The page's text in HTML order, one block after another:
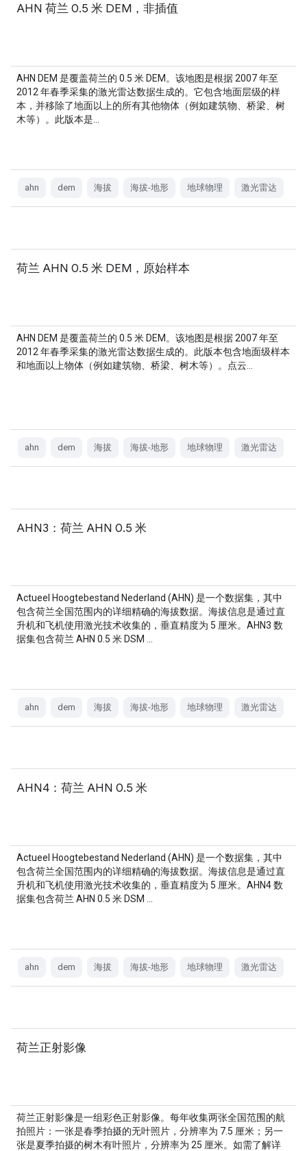
AHN 荷兰 0.5 米 DEM，非插值
AHN DEM 是覆盖荷兰的 0.5 米 DEM。该地图是根据 2007 年至
2012 年春季采集的激光雷达数据生成的。它包含地面层级的样
本，并移除了地面以上的所有其他物体（例如建筑物、桥梁、树
木等）。此版本是…
ahn dem 海拔 海拔-地形 地球物理 激光雷达
荷兰 AHN 0.5 米 DEM，原始样本
AHN DEM 是覆盖荷兰的 0.5 米 DEM。该地图是根据 2007 年至
2012 年春季采集的激光雷达数据生成的。此版本包含地面级样本
和地面以上物体（例如建筑物、桥梁、树木等）。点云…
ahn dem 海拔 海拔-地形 地球物理 激光雷达
AHN3：荷兰 AHN 0.5 米
Actueel Hoogtebestand Nederland (AHN) 是一个数据集，其中
包含荷兰全国范围内的详细精确的海拔数据。海拔信息是通过直
升机和飞机使用激光技术收集的，垂直精度为 5 厘米。AHN3 数
据集包含荷兰 AHN 0.5 米 DSM …
ahn dem 海拔 海拔-地形 地球物理 激光雷达
AHN4：荷兰 AHN 0.5 米
Actueel Hoogtebestand Nederland (AHN) 是一个数据集，其中
包含荷兰全国范围内的详细精确的海拔数据。海拔信息是通过直
升机和飞机使用激光技术收集的，垂直精度为 5 厘米。AHN4 数
据集包含荷兰 AHN 0.5 米 DSM …
ahn dem 海拔 海拔-地形 地球物理 激光雷达
荷兰正射影像
荷兰正射影像是一组彩色正射影像。每年收集两张全国范围的航
拍照片：一张是春季拍摄的无叶照片，分辨率为 7.5 厘米；另一
张是夏季拍摄的树木有叶照片，分辨率为 25 厘米。如需了解详